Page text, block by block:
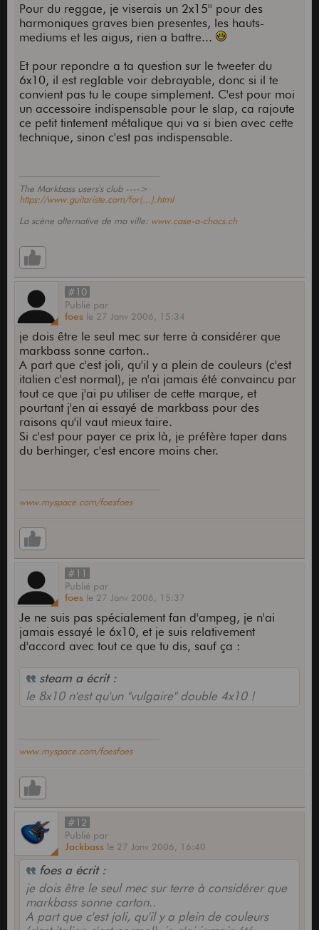
Pour du reggae, je viserais un 2x15'' pour des
harmoniques graves bien presentes, les hauts-
mediums et les aigus, rien a battre...
Et pour repondre a ta question sur le tweeter du
6x10, il est reglable voir debrayable, donc si il te
convient pas tu le coupe simplement. C'est pour moi
un accessoire indispensable pour le slap, ca rajoute
ce petit tintement métalique qui va si bien avec cette
technique, sinon c'est pas indispensable.
The Markbass users's club ---->
https://www.guitariste.com/for(...).html
La scène alternative de ma ville: www.case-a-chocs.ch
#10
Publié par
foes le 27 Janv 2006, 15:34
je dois être le seul mec sur terre à considérer que
markbass sonne carton..
A part que c'est joli, qu'il y a plein de couleurs (c'est
italien c'est normal), je n'ai jamais été convaincu par
tout ce que j'ai pu utiliser de cette marque, et
pourtant j'en ai essayé de markbass pour des
raisons qu'il vaut mieux taire.
Si c'est pour payer ce prix là, je préfère taper dans
du berhinger, c'est encore moins cher.
www.myspace.com/foesfoes
#11
Publié par
foes le 27 Janv 2006, 15:37
Je ne suis pas spécialement fan d'ampeg, je n'ai
jamais essayé le 6x10, et je suis relativement
d'accord avec tout ce que tu dis, sauf ça :
steam a écrit :
le 8x10 n'est qu'un "vulgaire" double 4x10 !
www.myspace.com/foesfoes
#12
Publié par
Jackbass le 27 Janv 2006, 16:40
foes a écrit :
je dois être le seul mec sur terre à considérer que
markbass sonne carton..
A part que c'est joli, qu'il y a plein de couleurs